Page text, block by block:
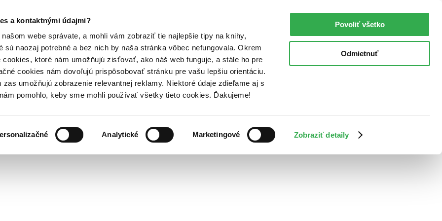
a kontaktnými údajmi?
webe správate, a mohli vám zobraziť tie najlepšie tipy na knihy,
sú naozaj potrebné a bez nich by naša stránka vôbec nefungovala. Okrem
ktoré nám umožňujú zisťovať, ako náš web funguje, a stále ho pre
cookies nám dovoľujú prispôsobovať stránku pre vašu lepšiu orientáciu.
umožňujú zobrazenie relevantnej reklamy. Niektoré údaje zdieľame aj s
pomohlo, keby sme mohli používať všetky tieto cookies. Ďakujeme!
Analytické Marketingové Zobraziť detaily
Povoliť všetko
Odmietnuť